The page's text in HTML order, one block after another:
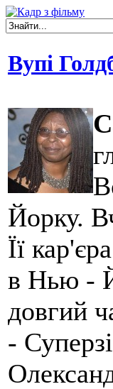
Вупі
Йорку.
Її
в Нью -
довгий
-